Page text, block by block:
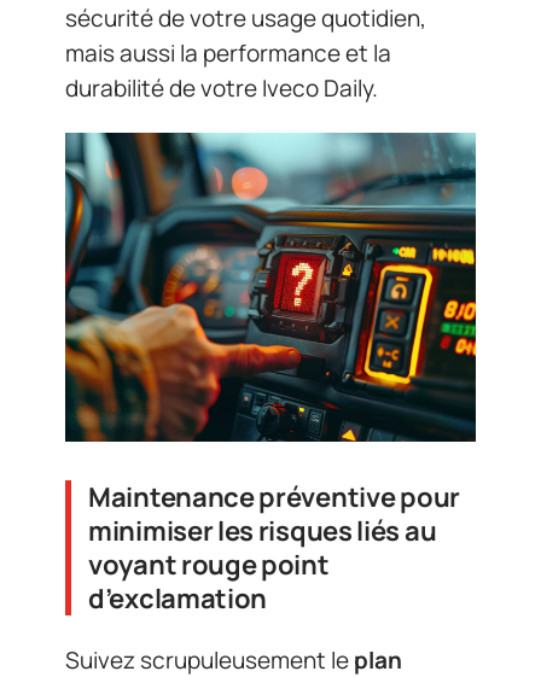
sécurité de votre usage quotidien,
mais aussi la performance et la
durabilité de votre Iveco Daily.
Maintenance préventive pour
minimiser les risques liés au
voyant rouge point
d’exclamation
Suivez scrupuleusement leplan